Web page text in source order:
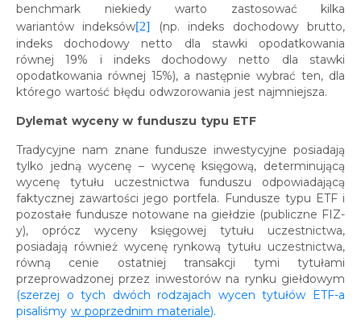
benchmark niekiedy warto zastosować kilka
wariantów indeksów[2] (np. indeks dochodowy brutto,
indeks dochodowy netto dla stawki opodatkowania
równej 19% i indeks dochodowy netto dla stawki
opodatkowania równej 15%), a następnie wybrać ten, dla
którego wartość błędu odwzorowania jest najmniejsza.
Dylemat wyceny w funduszu typu ETF
Tradycyjne nam znane fundusze inwestycyjne posiadają
tylko jedną wycenę – wycenę księgową, determinującą
wycenę tytułu uczestnictwa funduszu odpowiadającą
faktycznej zawartości jego portfela. Fundusze typu ETF i
pozostałe fundusze notowane na giełdzie (publiczne FIZ-
y), oprócz wyceny księgowej tytułu uczestnictwa,
posiadają również wycenę rynkową tytułu uczestnictwa,
równą cenie ostatniej transakcji tymi tytułami
przeprowadzonej przez inwestorów na rynku giełdowym
(szerzej o tych dwóch rodzajach wycen tytułów ETF-a
pisaliśmy w poprzednim materiale).